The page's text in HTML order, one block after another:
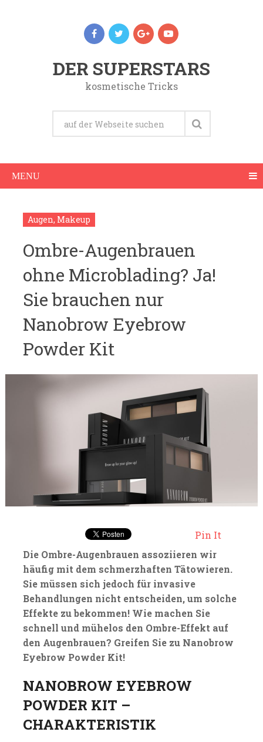
DER SUPERSTARS
kosmetische Tricks
MENU
Augen, Makeup
Ombre-Augenbrauen
ohne Microblading? Ja!
Sie brauchen nur
Nanobrow Eyebrow
Powder Kit
Pin It
Die Ombre-Augenbrauen assoziieren wir
häufig mit dem schmerzhaften Tätowieren.
Sie müssen sich jedoch für invasive
Behandlungen nicht entscheiden, um solche
Effekte zu bekommen! Wie machen Sie
schnell und mühelos den Ombre-Effekt auf
den Augenbrauen? Greifen Sie zu Nanobrow
Eyebrow Powder Kit!
NANOBROW EYEBROW
POWDER KIT –
CHARAKTERISTIK